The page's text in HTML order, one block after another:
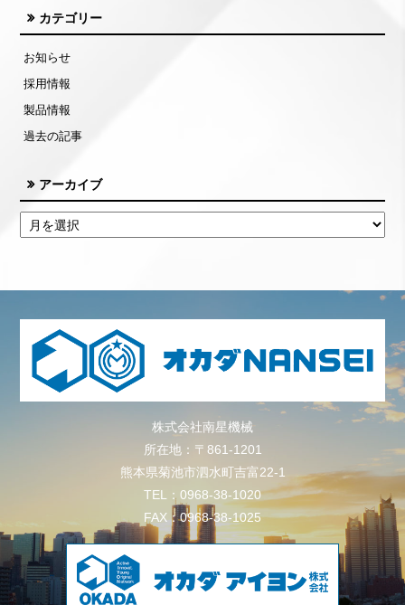
カテゴリー
お知らせ
採用情報
製品情報
過去の記事
アーカイブ
株式会社南星機械
所在地：〒861-1201
熊本県菊池市泗水町吉富22-1
TEL：0968-38-1020
FAX：0968-38-1025